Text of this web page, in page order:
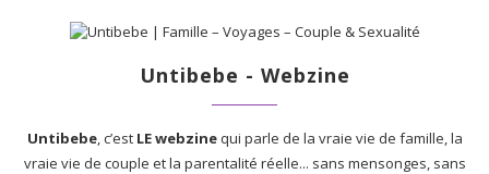
Untibebe - Webzine
Untibebe, c’est LE webzinequi parle de la vraie vie de famille, la
vraie vie de couple et la parentalité réelle... sans mensonges, sans